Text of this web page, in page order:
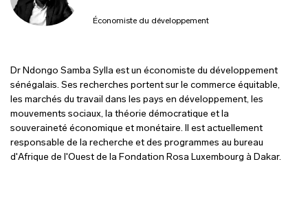
Économiste du développement
Dr Ndongo Samba Sylla est un économiste du développement
sénégalais. Ses recherches portent sur le commerce équitable,
les marchés du travail dans les pays en développement, les
mouvements sociaux, la théorie démocratique et la
souveraineté économique et monétaire. Il est actuellement
responsable de la recherche et des programmes au bureau
d'Afrique de l'Ouest de la Fondation Rosa Luxembourg à Dakar.